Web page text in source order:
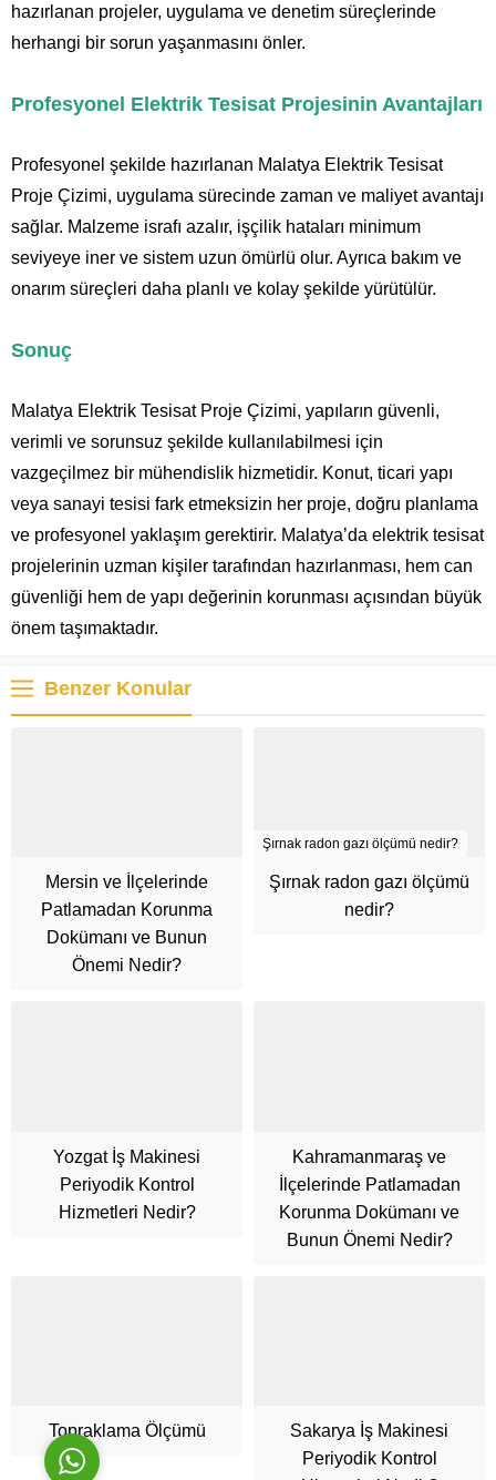
hazırlanan projeler, uygulama ve denetim süreçlerinde
herhangi bir sorun yaşanmasını önler.
Profesyonel Elektrik Tesisat Projesinin Avantajları
Profesyonel şekilde hazırlanan Malatya Elektrik Tesisat
Proje Çizimi, uygulama sürecinde zaman ve maliyet avantajı
sağlar. Malzeme israfı azalır, işçilik hataları minimum
seviyeye iner ve sistem uzun ömürlü olur. Ayrıca bakım ve
onarım süreçleri daha planlı ve kolay şekilde yürütülür.
Sonuç
Malatya Elektrik Tesisat Proje Çizimi, yapıların güvenli,
verimli ve sorunsuz şekilde kullanılabilmesi için
vazgeçilmez bir mühendislik hizmetidir. Konut, ticari yapı
veya sanayi tesisi fark etmeksizin her proje, doğru planlama
ve profesyonel yaklaşım gerektirir. Malatya’da elektrik tesisat
projelerinin uzman kişiler tarafından hazırlanması, hem can
güvenliği hem de yapı değerinin korunması açısından büyük
önem taşımaktadır.
Benzer Konular
Mersin ve İlçelerinde
Patlamadan Korunma
Dokümanı ve Bunun
Önemi Nedir?
Şırnak radon gazı ölçümü nedir?
Şırnak radon gazı ölçümü
nedir?
Yozgat İş Makinesi
Periyodik Kontrol
Hizmetleri Nedir?
Kahramanmaraş ve
İlçelerinde Patlamadan
Korunma Dokümanı ve
Bunun Önemi Nedir?
Topraklama Ölçümü
Sakarya İş Makinesi
Periyodik Kontrol
Cüneyt Bey